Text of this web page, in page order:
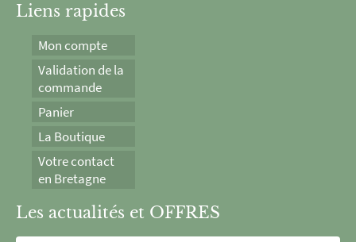
Liens rapides
Mon compte
Validation de la
commande
Panier
La Boutique
Votre contact
en Bretagne
Les actualités et OFFRES